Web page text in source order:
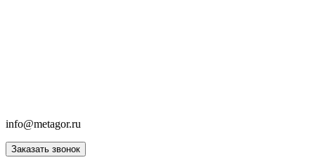
info@metagor.ru
Заказать звонок